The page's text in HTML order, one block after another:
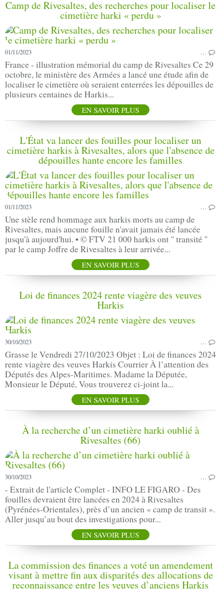
Camp de Rivesaltes, des recherches pour localiser le
cimetière harki « perdu »
01/11/2023 …
France - illustration mémorial du camp de Rivesaltes Ce 29
octobre, le ministère des Armées a lancé une étude afin de
localiser le cimetière où seraient enterrées les dépouilles de
plusieurs centaines de Harkis...
EN SAVOIR PLUS
L'État va lancer des fouilles pour localiser un
cimetière harkis à Rivesaltes, alors que l'absence de
dépouilles hante encore les familles
01/11/2023 …
Une stèle rend hommage aux harkis morts au camp de
Rivesaltes, mais aucune fouille n'avait jamais été lancée
jusqu'à aujourd'hui. • © FTV 21 000 harkis ont " transité "
par le camp Joffre de Rivesaltes à leur arrivée...
EN SAVOIR PLUS
Loi de finances 2024 rente viagère des veuves
Harkis
30/10/2023 …
Grasse le Vendredi 27/10/2023 Objet : Loi de finances 2024
rente viagère des veuves Harkis Courrier À l’attention des
Députés des Alpes-Maritimes. Madame la Députée,
Monsieur le Député, Vous trouverez ci-joint la...
EN SAVOIR PLUS
À la recherche d’un cimetière harki oublié à
Rivesaltes (66)
30/10/2023 …
- Extrait de l'article Complet - INFO LE FIGARO - Des
fouilles devraient être lancées en 2024 à Rivesaltes
(Pyrénées-Orientales), près d’un ancien « camp de transit ».
Aller jusqu’au bout des investigations pour...
EN SAVOIR PLUS
La commission des finances a voté un amendement
visant à mettre fin aux disparités des allocations de
reconnaissance entre les veuves d’anciens Harkis